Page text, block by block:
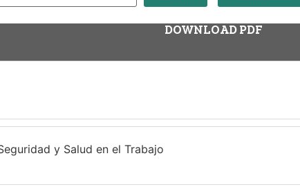
DOWNLOAD PDF
y Salud en el Trabajo